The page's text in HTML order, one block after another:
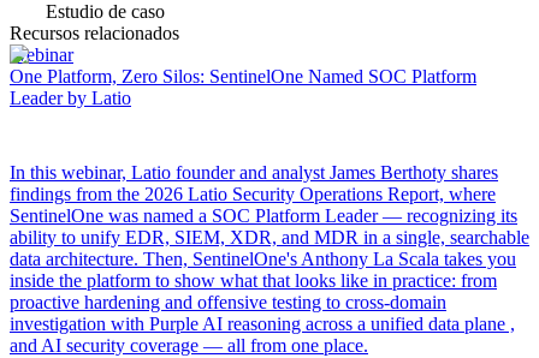
Estudio de caso
Recursos relacionados
Webinar
One Platform, Zero Silos: SentinelOne Named SOC Platform
Leader by Latio
In this webinar, Latio founder and analyst James Berthoty shares
findings from the 2026 Latio Security Operations Report, where
SentinelOne was named a SOC Platform Leader — recognizing its
ability to unify EDR, SIEM, XDR, and MDR in a single, searchable
data architecture. Then, SentinelOne's Anthony La Scala takes you
inside the platform to show what that looks like in practice: from
proactive hardening and offensive testing to cross-domain
investigation with Purple AI reasoning across a unified data plane ,
and AI security coverage — all from one place.